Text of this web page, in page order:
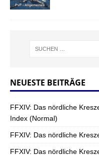
NEUESTE BEITRÄGE
FFXIV: Das nördliche
Index (Normal)
FFXIV: Das nördliche
FFXIV: Das nördliche